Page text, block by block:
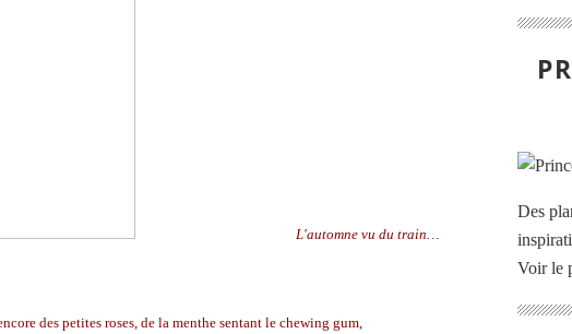
L'automne vu du train…
des petites roses, de la menthe sentant le chewing gum,
Des
Voir le